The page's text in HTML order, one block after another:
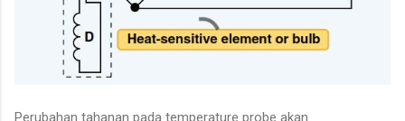
Perubahan tahanan pada temperature probe akan